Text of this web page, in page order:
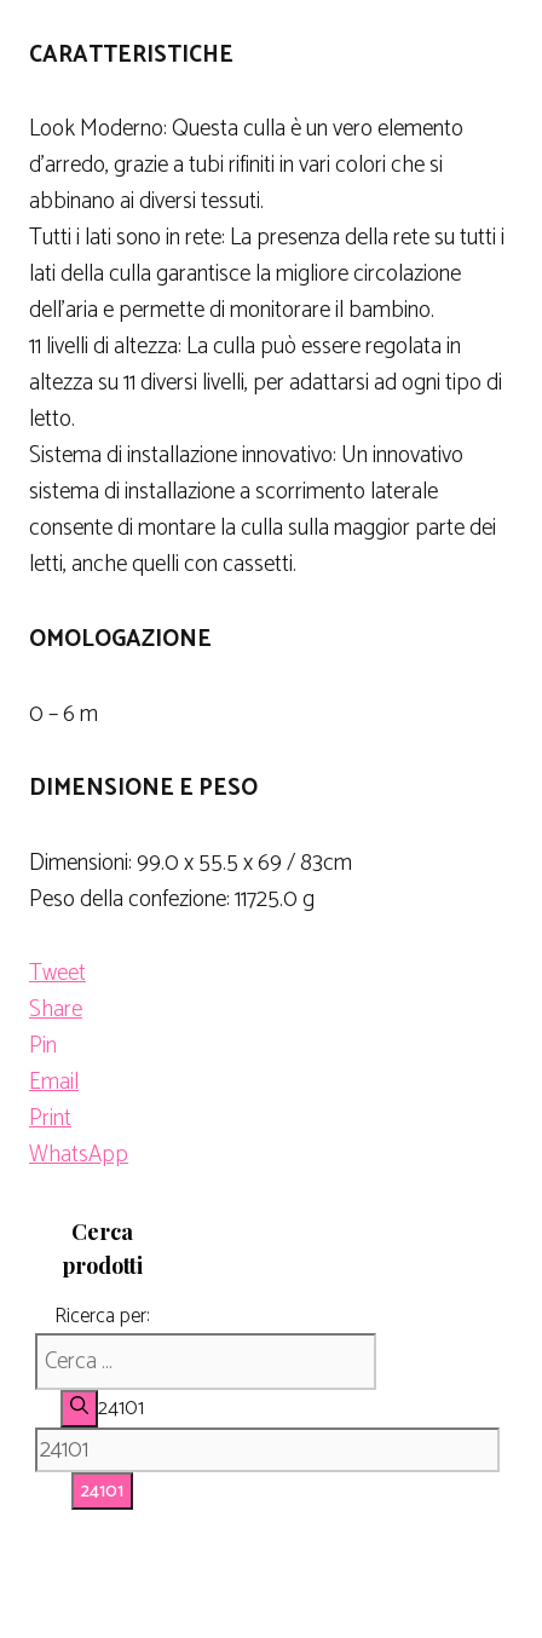
CARATTERISTICHE
Look Moderno: Questa culla è un vero elemento
d’arredo, grazie a tubi rifiniti in vari colori che si
abbinano ai diversi tessuti.
Tutti i lati sono in rete: La presenza della rete su tutti i
lati della culla garantisce la migliore circolazione
dell’aria e permette di monitorare il bambino.
11 livelli di altezza: La culla può essere regolata in
altezza su 11 diversi livelli, per adattarsi ad ogni tipo di
letto.
Sistema di installazione innovativo: Un innovativo
sistema di installazione a scorrimento laterale
consente di montare la culla sulla maggior parte dei
letti, anche quelli con cassetti.
OMOLOGAZIONE
0 – 6 m
DIMENSIONE E PESO
Dimensioni: 99.0 x 55.5 x 69 / 83cm
Peso della confezione: 11725.0 g
Tweet
Share
Pin
Email
Print
WhatsApp
Cerca
prodotti
Ricerca per:
24101